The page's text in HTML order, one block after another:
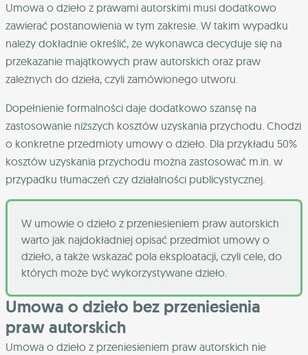
Umowa o dzieło z prawami autorskimi musi dodatkowo
zawierać postanowienia w tym zakresie. W takim wypadku
należy dokładnie określić, że wykonawca decyduje się na
przekazanie majątkowych praw autorskich oraz praw
zależnych do dzieła, czyli zamówionego utworu.
Dopełnienie formalności daje dodatkowo szansę na
zastosowanie niższych kosztów uzyskania przychodu. Chodzi
o konkretne przedmioty umowy o dzieło. Dla przykładu 50%
kosztów uzyskania przychodu można zastosować m.in. w
przypadku tłumaczeń czy działalności publicystycznej.
W umowie o dzieło z przeniesieniem praw autorskich
warto jak najdokładniej opisać przedmiot umowy o
dzieło, a także wskazać pola eksploatacji, czyli cele, do
których może być wykorzystywane dzieło.
Umowa o dzieło bez przeniesienia
praw autorskich
Umowa o dzieło z przeniesieniem praw autorskich nie